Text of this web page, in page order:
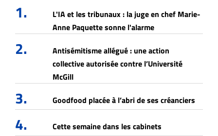
1.
L'IA et les tribunaux : la juge en chef Marie-
Anne Paquette sonne l'alarme
2.
Antisémitisme allégué : une action
collective autorisée contre l’Université
McGill
3. Goodfood placée à l’abri de ses créanciers
4. Cette semaine dans les cabinets